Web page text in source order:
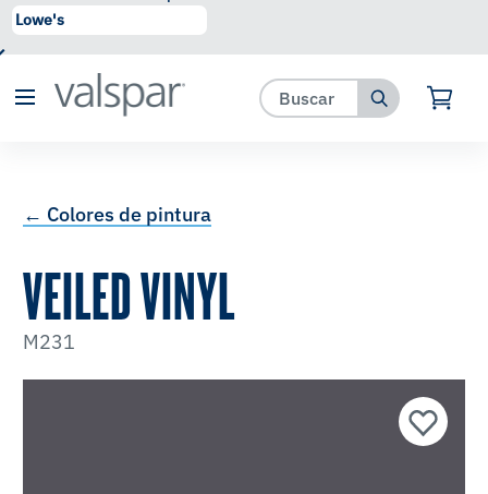
se ha agregado a favoritos.
← Colores de pintura
VEILED VINYL
M231